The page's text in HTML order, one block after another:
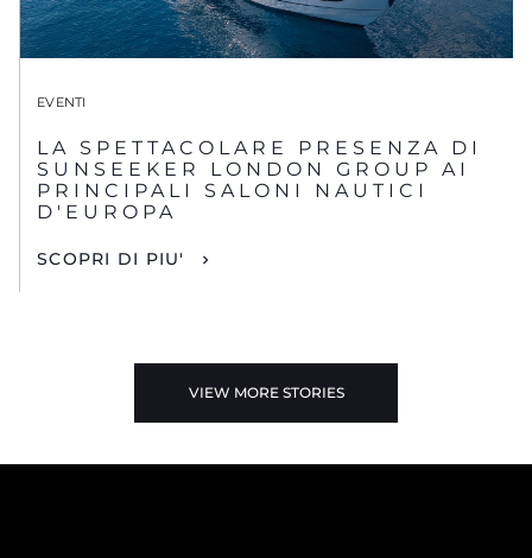
EVENTI
LA SPETTACOLARE PRESENZA DI
SUNSEEKER LONDON GROUP AI
PRINCIPALI SALONI NAUTICI
D'EUROPA
SCOPRI DI PIU'
VIEW MORE STORIES